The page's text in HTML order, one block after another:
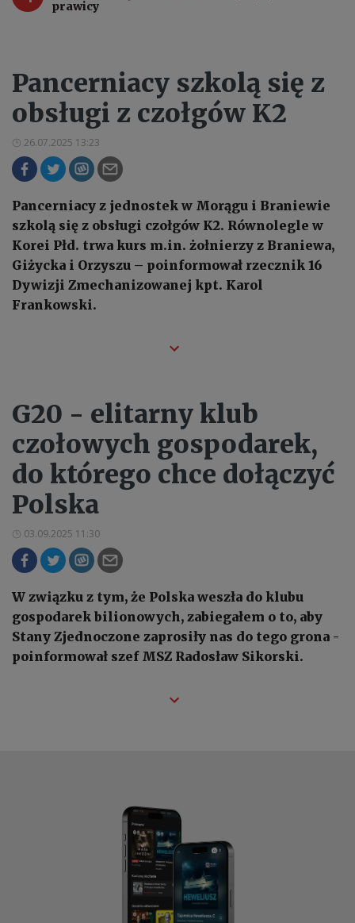
prawicy
Pancerniacy szkolą się z
obsługi z czołgów K2
26.07.2025 13:23
Pancerniacy z jednostek w Morągu i Braniewie
szkolą się z obsługi czołgów K2. Równolegle w
Korei Płd. trwa kurs m.in. żołnierzy z Braniewa,
Giżycka i Orzyszu – poinformował rzecznik 16
Dywizji Zmechanizowanej kpt. Karol
Frankowski.
G20 - elitarny klub
czołowych gospodarek,
do którego chce dołączyć
Polska
03.09.2025 11:30
W związku z tym, że Polska weszła do klubu
gospodarek bilionowych, zabiegałem o to, aby
Stany Zjednoczone zaprosiły nas do tego grona -
poinformował szef MSZ Radosław Sikorski.